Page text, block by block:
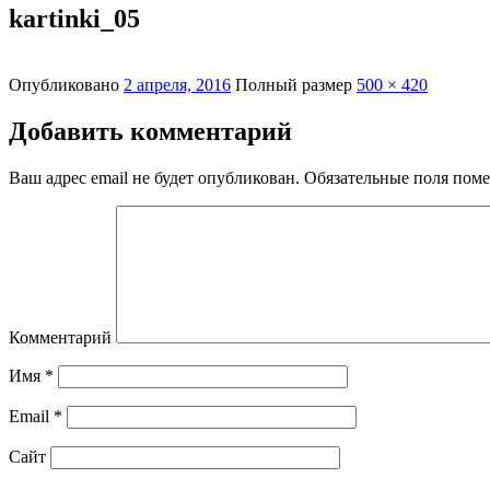
kartinki_05
Опубликовано 2 апреля, 2016 Полный размер 500 × 420
Добавить комментарий
Ваш адрес email не будет опубликован. Обязательные поля
Комментарий
Имя *
Email *
Сайт